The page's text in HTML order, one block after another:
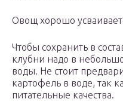
Овощ хорошо
Чтобы сохранить в
клубни надо в
воды. Не стоит
картофель в воде, так
питательные качества.